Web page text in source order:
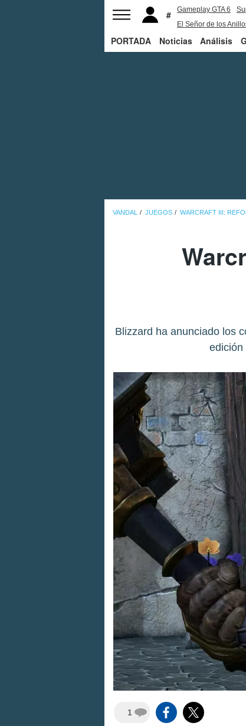
Gameplay GTA 6
El Señor de los
PORTADA Noticias Análisis
VANDAL JUEGOS WARCRAFT III:
Blizzard ha anunciado los
edición
1